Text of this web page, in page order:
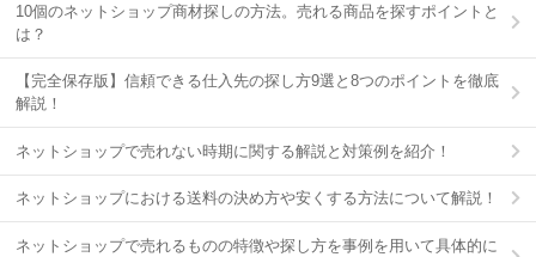
10個のネットショップ商材探しの方法。売れる商品を探すポイントと
は？
【完全保存版】信頼できる仕入先の探し方9選と8つのポイントを徹底
解説！
ネットショップで売れない時期に関する解説と対策例を紹介！
ネットショップにおける送料の決め方や安くする方法について解説！
ネットショップで売れるものの特徴や探し方を事例を用いて具体的に